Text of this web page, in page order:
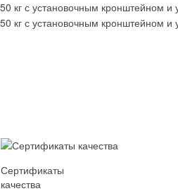
Сертификаты
качества